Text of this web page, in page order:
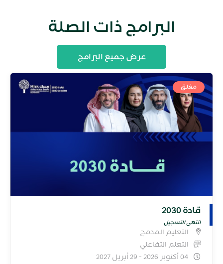
البرامج ذات الصلة
عرض جميع البرامج
مغلق
قادة 2030
انتهى التسجيل
التعليم المدمج
التعلم التفاعلي
04 أكتوبر 2026 - 29 أبريل 2027